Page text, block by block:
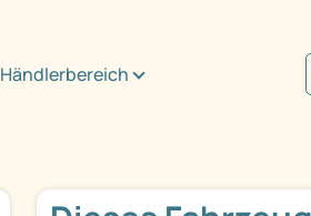
Händlerbereich